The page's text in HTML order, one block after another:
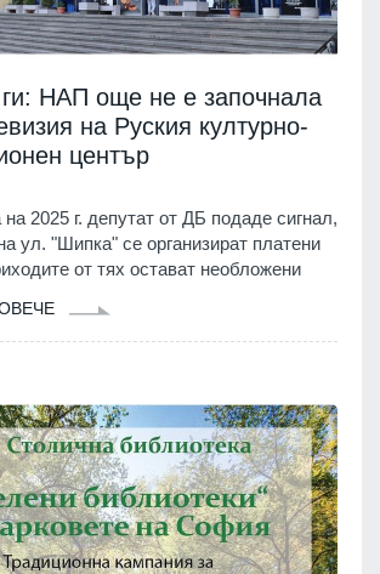
ги: НАП още не е започнала
на Руския културно-
център
2025 г. депутат от ДБ подаде сигнал,
ул. "Шипка" се организират платени
от тях остават необложени